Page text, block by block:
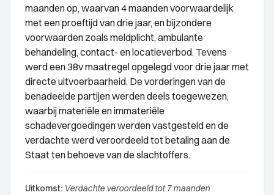
maanden op, waarvan 4 maanden voorwaardelijk
met een proeftijd van drie jaar, en bijzondere
voorwaarden zoals meldplicht, ambulante
behandeling, contact- en locatieverbod. Tevens
werd een 38v maatregel opgelegd voor drie jaar met
directe uitvoerbaarheid. De vorderingen van de
benadeelde partijen werden deels toegewezen,
waarbij materiële en immateriële
schadevergoedingen werden vastgesteld en de
verdachte werd veroordeeld tot betaling aan de
Staat ten behoeve van de slachtoffers.
Uitkomst: Verdachte veroordeeld tot 7 maanden